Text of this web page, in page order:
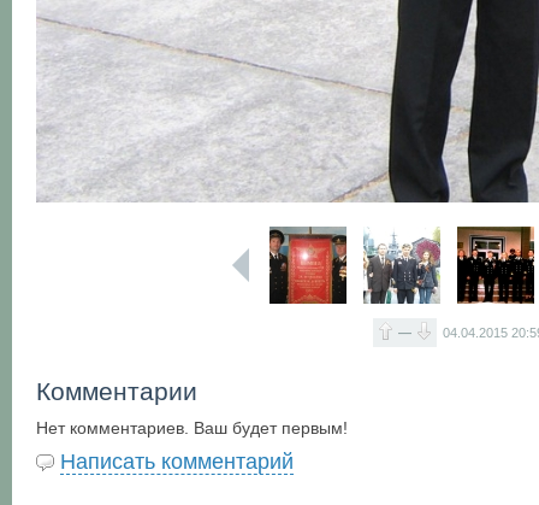
— 04.04.2015
Комментарии
Нет комментариев. Ваш будет первым!
Написать комментарий